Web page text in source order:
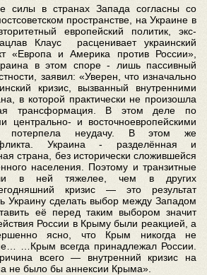
силы в странах Запада согласны со
пространстве, на Украине в
европейский политик, экс-
Клаус расценивает украинский
«Европа и Америка против России»,
в этом споре - лишь пассивный
заявил: «Уверен, что изначально
кризис, вызванный внутренними
в которой практически не произошла
трансформация. В этом деле по
центрально- и восточноевропейскими
потерпела неудачу. В этом же
Украина - разделённая и
страна, без исторически сложившейся
населения. Поэтому и транзитные
в ней тяжелее, чем в других
кризис — это результат
Украину сделать выбор между Западом
её перед таким выбором значит
России в Крыму были реакцией, а
ясно, что Крым никогда не
…Крым всегда принадлежал России.
всего — внутренний кризис на
не было бы аннексии Крыма».